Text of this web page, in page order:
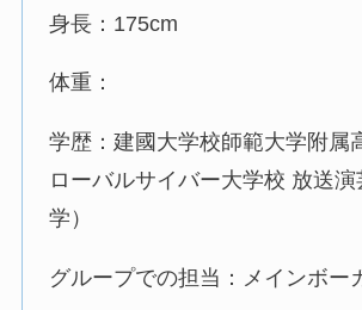
身長：175cm
体重：
学歴：建國大学校師範大学附属
ローバルサイバー大学校 放送
学）
グループでの担当：メインボー